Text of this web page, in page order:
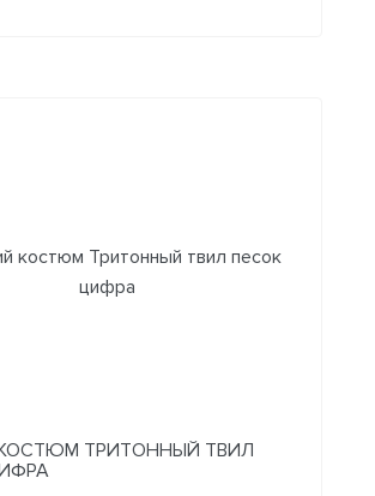
ТРИТОННЫЙ ТВИЛ